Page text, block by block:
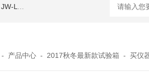
JW-LY-JZX955储能集装箱、新能源箱变淋雨试验房
- 产品中心 - 2017秋冬最新款试验箱 -买仪